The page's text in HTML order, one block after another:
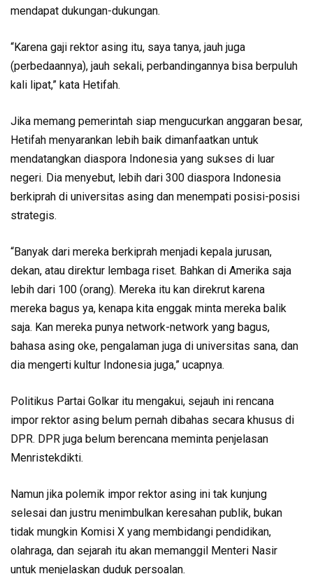
mendapat dukungan-dukungan.
“Karena gaji rektor asing itu, saya tanya, jauh juga
(perbedaannya), jauh sekali, perbandingannya bisa berpuluh
kali lipat,” kata Hetifah.
Jika memang pemerintah siap mengucurkan anggaran besar,
Hetifah menyarankan lebih baik dimanfaatkan untuk
mendatangkan diaspora Indonesia yang sukses di luar
negeri. Dia menyebut, lebih dari 300 diaspora Indonesia
berkiprah di universitas asing dan menempati posisi-posisi
strategis.
“Banyak dari mereka berkiprah menjadi kepala jurusan,
dekan, atau direktur lembaga riset. Bahkan di Amerika saja
lebih dari 100 (orang). Mereka itu kan direkrut karena
mereka bagus ya, kenapa kita enggak minta mereka balik
saja. Kan mereka punya network-network yang bagus,
bahasa asing oke, pengalaman juga di universitas sana, dan
dia mengerti kultur Indonesia juga,” ucapnya.
Politikus Partai Golkar itu mengakui, sejauh ini rencana
impor rektor asing belum pernah dibahas secara khusus di
DPR. DPR juga belum berencana meminta penjelasan
Menristekdikti.
Namun jika polemik impor rektor asing ini tak kunjung
selesai dan justru menimbulkan keresahan publik, bukan
tidak mungkin Komisi X yang membidangi pendidikan,
olahraga, dan sejarah itu akan memanggil Menteri Nasir
untuk menjelaskan duduk persoalan.